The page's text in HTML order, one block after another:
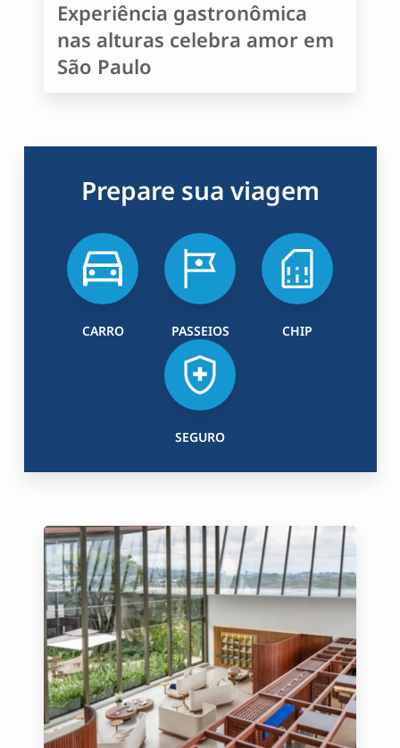
Experiência gastronômica
nas alturas celebra amor em
São Paulo
Prepare sua viagem
CARRO PASSEIOS CHIP
SEGURO